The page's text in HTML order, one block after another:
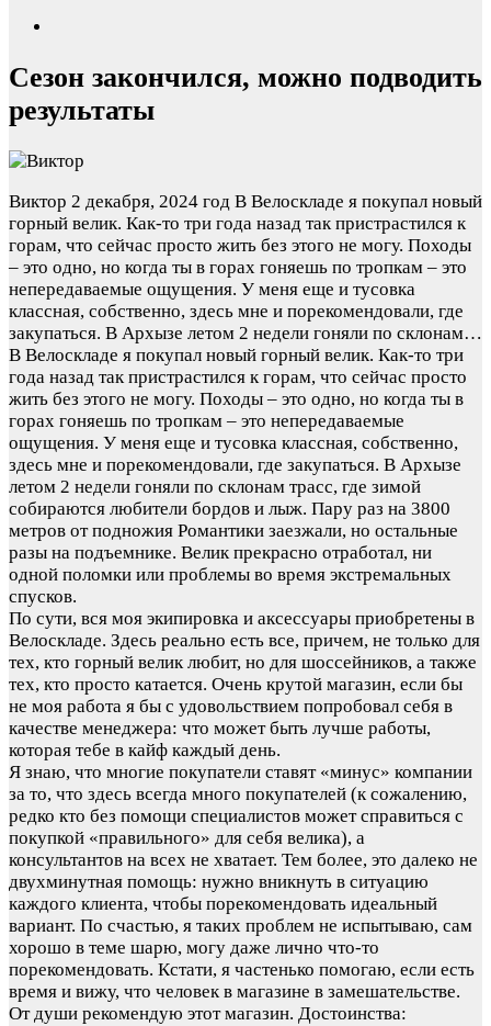
Сезон закончился, можно подводить
результаты
Виктор 2 декабря, 2024 год В Велоскладе я покупал новый
горный велик. Как-то три года назад так пристрастился к
горам, что сейчас просто жить без этого не могу. Походы
– это одно, но когда ты в горах гоняешь по тропкам – это
непередаваемые ощущения. У меня еще и тусовка
классная, собственно, здесь мне и порекомендовали, где
закупаться. В Архызе летом 2 недели гоняли по склонам…
В Велоскладе я покупал новый горный велик. Как-то три
года назад так пристрастился к горам, что сейчас просто
жить без этого не могу. Походы – это одно, но когда ты в
горах гоняешь по тропкам – это непередаваемые
ощущения. У меня еще и тусовка классная, собственно,
здесь мне и порекомендовали, где закупаться. В Архызе
летом 2 недели гоняли по склонам трасс, где зимой
собираются любители бордов и лыж. Пару раз на 3800
метров от подножия Романтики заезжали, но остальные
разы на подъемнике. Велик прекрасно отработал, ни
одной поломки или проблемы во время экстремальных
спусков.
По сути, вся моя экипировка и аксессуары приобретены в
Велоскладе. Здесь реально есть все, причем, не только для
тех, кто горный велик любит, но для шоссейников, а также
тех, кто просто катается. Очень крутой магазин, если бы
не моя работа я бы с удовольствием попробовал себя в
качестве менеджера: что может быть лучше работы,
которая тебе в кайф каждый день.
Я знаю, что многие покупатели ставят «минус» компании
за то, что здесь всегда много покупателей (к сожалению,
редко кто без помощи специалистов может справиться с
покупкой «правильного» для себя велика), а
консультантов на всех не хватает. Тем более, это далеко не
двухминутная помощь: нужно вникнуть в ситуацию
каждого клиента, чтобы порекомендовать идеальный
вариант. По счастью, я таких проблем не испытываю, сам
хорошо в теме шарю, могу даже лично что-то
порекомендовать. Кстати, я частенько помогаю, если есть
время и вижу, что человек в магазине в замешательстве.
От души рекомендую этот магазин. Достоинства: